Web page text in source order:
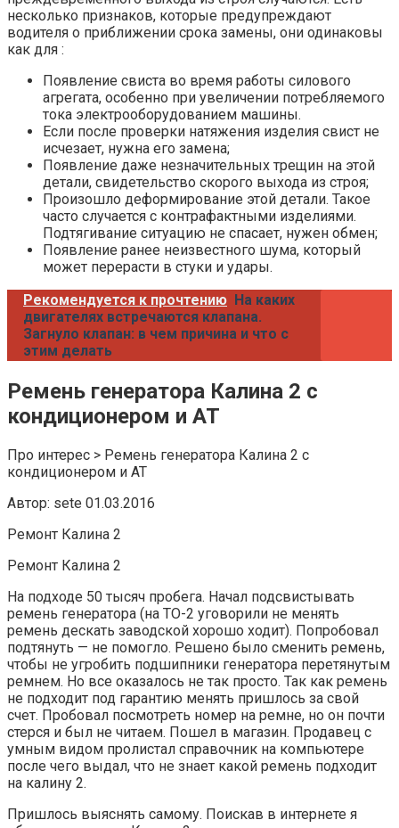
несколько признаков, которые предупреждают
водителя о приближении срока замены, они одинаковы
как для :
Появление свиста во время работы силового
агрегата, особенно при увеличении потребляемого
тока электрооборудованием машины.
Если после проверки натяжения изделия свист не
исчезает, нужна его замена;
Появление даже незначительных трещин на этой
детали, свидетельство скорого выхода из строя;
Произошло деформирование этой детали. Такое
часто случается с контрафактными изделиями.
Подтягивание ситуацию не спасает, нужен обмен;
Появление ранее неизвестного шума, который
может перерасти в стуки и удары.
Рекомендуется к прочтению На каких
двигателях встречаются клапана.
Загнуло клапан: в чем причина и что с
этим делать
Ремень генератора Калина 2 с
кондиционером и АТ
Про интерес > Ремень генератора Калина 2 с
кондиционером и АТ
Автор: sete 01.03.2016
Ремонт Калина 2
Ремонт Калина 2
На подходе 50 тысяч пробега. Начал подсвистывать
ремень генератора (на ТО-2 уговорили не менять
ремень дескать заводской хорошо ходит). Попробовал
подтянуть — не помогло. Решено было сменить ремень,
чтобы не угробить подшипники генератора перетянутым
ремнем. Но все оказалось не так просто. Так как ремень
не подходит под гарантию менять пришлось за свой
счет. Пробовал посмотреть номер на ремне, но он почти
стерся и был не читаем. Пошел в магазин. Продавец с
умным видом пролистал справочник на компьютере
после чего выдал, что не знает какой ремень подходит
на калину 2.
Пришлось выяснять самому. Поискав в интернете я